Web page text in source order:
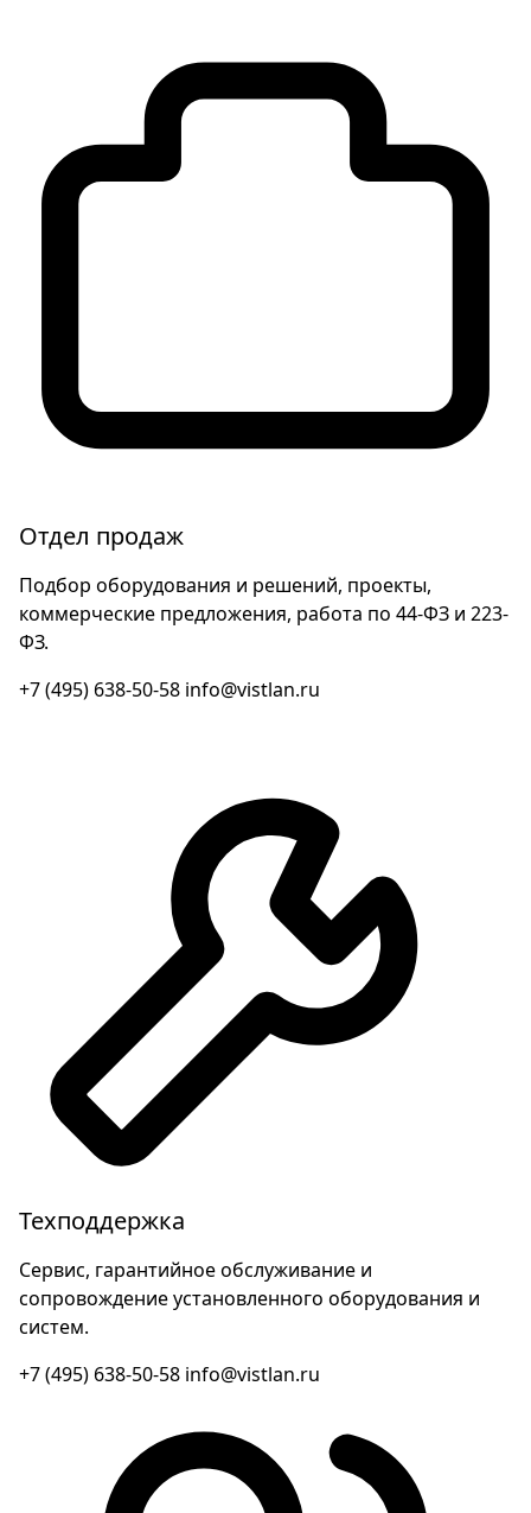
Отдел продаж
Подбор оборудования и решений, проекты,
коммерческие предложения, работа по 44-ФЗ и 223-
ФЗ.
+7 (495) 638-50-58 info@vistlan.ru
Техподдержка
Сервис, гарантийное обслуживание и
сопровождение установленного оборудования и
систем.
+7 (495) 638-50-58 info@vistlan.ru